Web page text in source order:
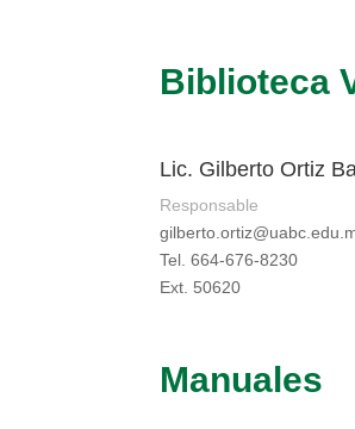
Biblioteca
Lic. Gilberto Ortiz
Responsable
Tel. 664-676-8230
Ext. 50620
Manuales